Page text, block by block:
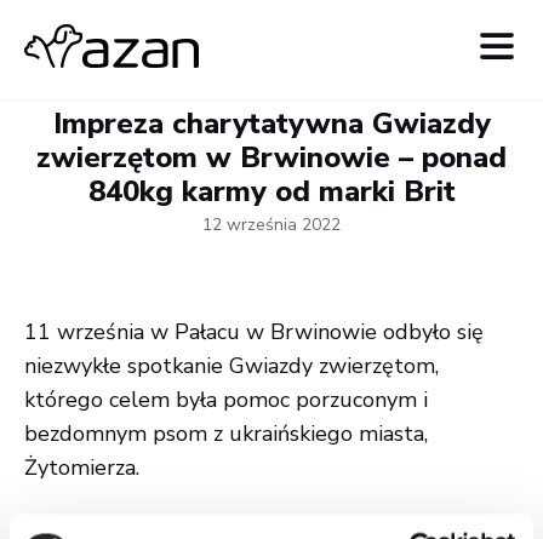
Impreza charytatywna Gwiazdy
zwierzętom w Brwinowie – ponad
840kg karmy od marki Brit
12 września 2022
11 września w Pałacu w Brwinowie odbyło się
niezwykłe spotkanie Gwiazdy zwierzętom,
którego celem była pomoc porzuconym i
bezdomnym psom z ukraińskiego miasta,
Żytomierza.